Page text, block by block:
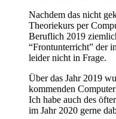
Nachdem das nicht
Theoriekurs per
Beruflich 2019
“Frontunterricht” der
leider nicht in Frage.
Über das Jahr 2019
kommenden
Ich habe auch des
im Jahr 2020 gerne